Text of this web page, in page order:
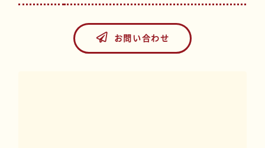
お問い合わせ